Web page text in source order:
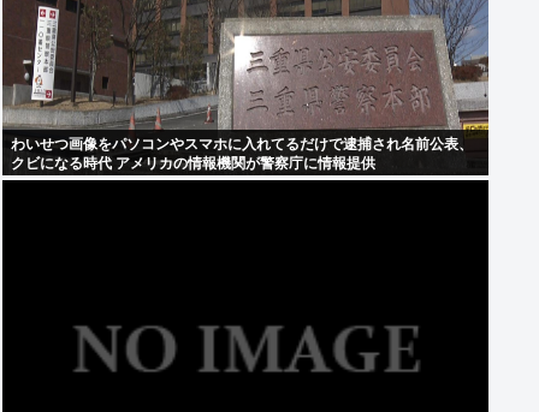
わいせつ画像をパソコンやスマホに入れてるだけで逮捕され名前公表、
クビになる時代 アメリカの情報機関が警察庁に情報提供